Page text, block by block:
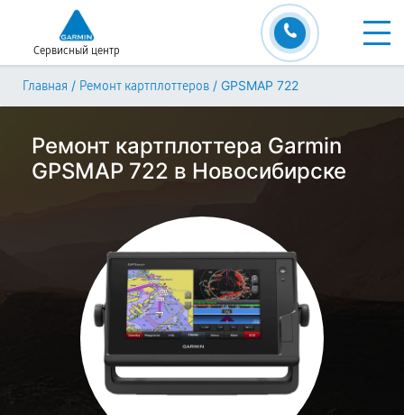
Сервисный центр
Главная / Ремонт картплоттеров / GPSMAP 722
Ремонт картплоттера Garmin
GPSMAP 722 в Новосибирске